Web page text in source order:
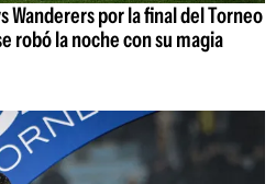
Wanderers por la final del Torneo
robó la noche con su magia